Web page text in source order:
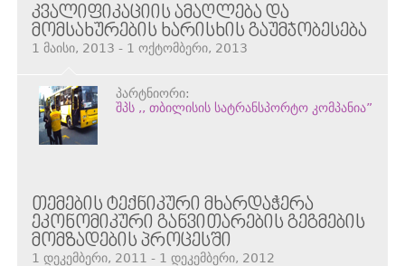
ᲙᲕᲐᲚᲘᲤᲘᲙᲐᲪᲘᲘᲡ ᲐᲛᲐᲦᲚᲔᲑᲐ ᲓᲐ
ᲛᲝᲛᲡᲐᲮᲣᲠᲔᲑᲘᲡ ᲮᲐᲠᲘᲡᲮᲘᲡ ᲒᲐᲣᲛᲯᲝᲑᲔᲡᲔᲑᲐ
1 მაისი, 2013 - 1 ოქტომბერი, 2013
პარტნიორი:
შპს ,, თბილისის სატრანსპორტო კომპანია”
ᲗᲔᲛᲔᲑᲘᲡ ᲢᲔᲥᲜᲘᲙᲣᲠᲘ ᲛᲮᲐᲠᲓᲐᲭᲔᲠᲐ
ᲔᲙᲝᲜᲝᲛᲘᲙᲣᲠᲘ ᲒᲐᲜᲕᲘᲗᲐᲠᲔᲑᲘᲡ ᲒᲔᲒᲛᲔᲑᲘᲡ
ᲛᲝᲛᲖᲐᲓᲔᲑᲘᲡ ᲞᲠᲝᲪᲔᲡᲨᲘ
1 დეკემბერი, 2011 - 1 დეკემბერი, 2012